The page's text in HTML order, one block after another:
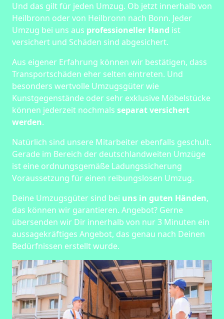
Und das gilt für jeden Umzug. Ob jetzt innerhalb von
Heilbronn oder von Heilbronn nach Bonn. Jeder
Umzug bei uns aus professioneller Hand ist
versichert und Schäden sind abgesichert.
Aus eigener Erfahrung können wir bestätigen, dass
Transportschäden eher selten eintreten. Und
besonders wertvolle Umzugsgüter wie
Kunstgegenstände oder sehr exklusive Möbelstücke
können jederzeit nochmals separat versichert
werden.
Natürlich sind unsere Mitarbeiter ebenfalls geschult.
Gerade im Bereich der deutschlandweiten Umzüge
ist eine ordnungsgemäße Ladungssicherung
Voraussetzung für einen reibungslosen Umzug.
Deine Umzugsgüter sind bei uns in guten Händen,
das können wir garantieren. Angebot? Gerne
übersenden wir Dir innerhalb von nur 3 Minuten ein
aussagekräftiges Angebot, das genau nach Deinen
Bedürfnissen erstellt wurde.